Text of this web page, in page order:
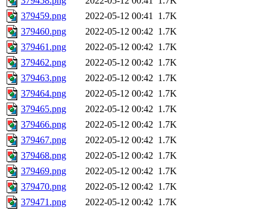
379459.png
2022-05-12 00:41 1.7K
379460.png
2022-05-12 00:42 1.7K
379461.png
2022-05-12 00:42 1.7K
379462.png
2022-05-12 00:42 1.7K
379463.png
2022-05-12 00:42 1.7K
379464.png
2022-05-12 00:42 1.7K
379465.png
2022-05-12 00:42 1.7K
379466.png
2022-05-12 00:42 1.7K
379467.png
2022-05-12 00:42 1.7K
379468.png
2022-05-12 00:42 1.7K
379469.png
2022-05-12 00:42 1.7K
379470.png
2022-05-12 00:42 1.7K
379471.png
2022-05-12 00:42 1.7K